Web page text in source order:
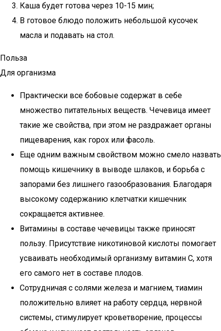
Каша будет готова через 10-15 мин;
В готовое блюдо положить небольшой кусочек
масла и подавать на стол.
Польза
Для организма
Практически все бобовые содержат в себе
множество питательных веществ. Чечевица имеет
такие же свойства, при этом не раздражает органы
пищеварения, как горох или фасоль.
Еще одним важным свойством можно смело назвать
помощь кишечнику в выводе шлаков, и борьба с
запорами без лишнего газообразования. Благодаря
высокому содержанию клетчатки кишечник
сокращается активнее.
Витамины в составе чечевицы также приносят
пользу. Присутствие никотиновой кислоты помогает
усваивать необходимый организму витамин С, хотя
его самого нет в составе плодов.
Сотрудничая с солями железа и магнием, тиамин
положительно влияет на работу сердца, нервной
системы, стимулирует кроветворение, процессы